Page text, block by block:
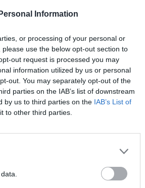
Information
or processing of your personal or
use the below opt-out section to
out request is processed you may
information utilized by us or personal
out. You may separately opt-out of the
parties on the IAB’s list of downstream
by us to third parties on the IAB’s List of
to other third parties.
grundare av märket
investeraren
Bygghemma –
bygg, hem
upp hela två
Se avsnitt »